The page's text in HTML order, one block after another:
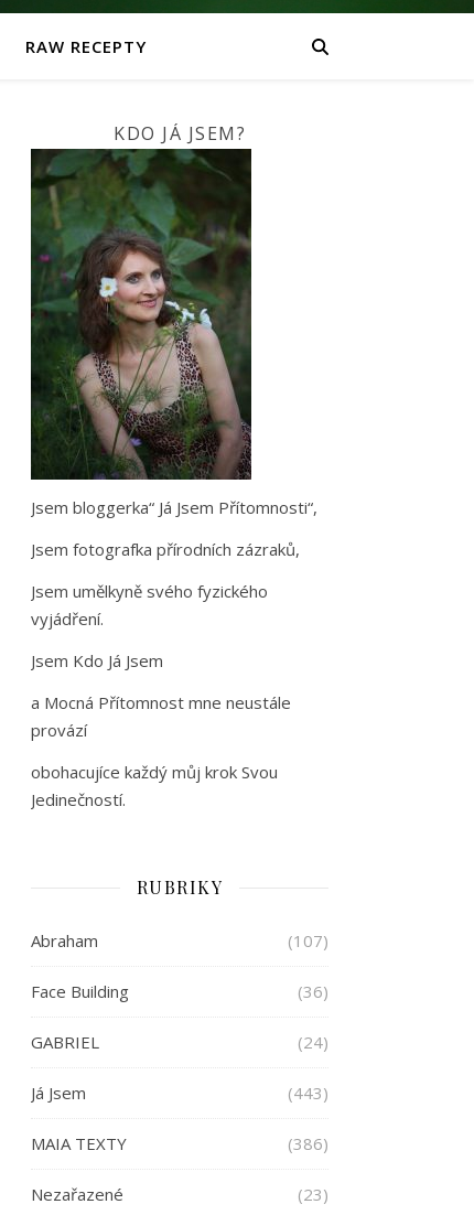
RAW RECEPTY
KDO JÁ JSEM?
Jsem bloggerka“ Já Jsem Přítomnosti“,
Jsem fotografka přírodních zázraků,
Jsem umělkyně svého fyzického
vyjádření.
Jsem Kdo Já Jsem
a Mocná Přítomnost mne neustále
provází
obohacujíce každý můj krok Svou
Jedinečností.
RUBRIKY
Abraham (107)
Face Building (36)
GABRIEL (24)
Já Jsem (443)
MAIA TEXTY (386)
Nezařazené (23)